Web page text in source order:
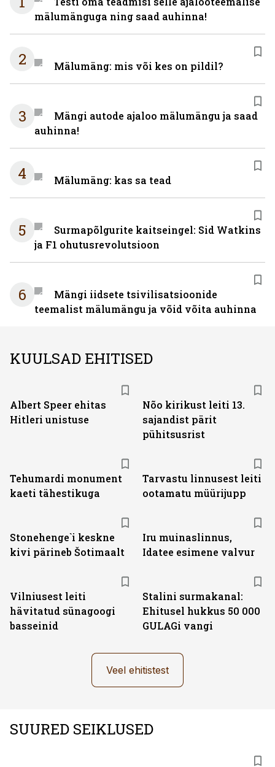
mälumänguga ning saad auhinna!
2 Mälumäng: mis või kes on pildil?
3
Mängi autode ajaloo mälumängu ja saad
auhinna!
4 Mälumäng: kas sa tead
5
Surmapõlgurite kaitseingel: Sid Watkins
ja F1 ohutusrevolutsioon
6
Mängi iidsete tsivilisatsioonide
teemalist mälumängu ja võid võita auhinna
KUULSAD EHITISED
Albert Speer ehitas
Hitleri unistuse
Nõo kirikust leiti 13.
sajandist pärit
pühitsusrist
Tehumardi monument
kaeti tähestikuga
Tarvastu linnusest leiti
ootamatu müürijupp
Stonehenge`i keskne
kivi pärineb Šotimaalt
Iru muinaslinnus,
Idatee esimene valvur
Vilniusest leiti
hävitatud sünagoogi
basseinid
Stalini surmakanal:
Ehitusel hukkus 50 000
GULAGi vangi
Veel ehitistest
SUURED SEIKLUSED